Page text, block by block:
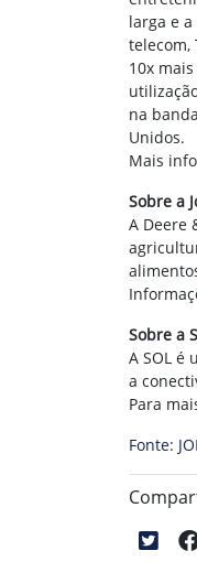
larga e
telecom,
10x
na
Unidos.
Mais
Sobre a
A Deere
Sobre a
A SOL é
a
Para
Fonte: